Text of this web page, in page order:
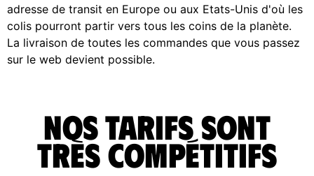
adresse de transit en Europe ou aux Etats-Unis d'où les
colis pourront partir vers tous les coins de la planète.
La livraison de toutes les commandes que vous passez
sur le web devient possible.
Nos tarifs sont
très compétitifs